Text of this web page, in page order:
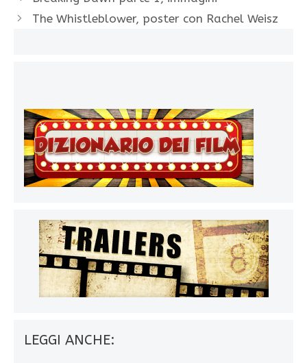
The Whistleblower, poster con Rachel Weisz
LEGGI ANCHE: